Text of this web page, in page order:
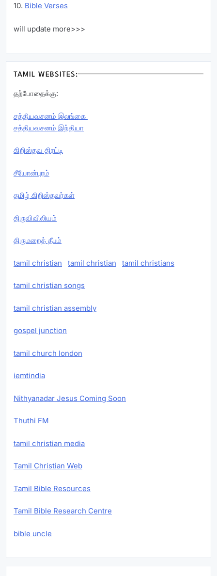
10. Bible Verses
will update more>>>
TAMIL WEBSITES:
தற்போதைக்கு:
சத்தியவசனம் இலங்கை
சத்தியவசனம் இந்தியா
கிறிஸ்தவ திரட்டி
சீயோன்புரம்
தமிழ் கிறிஸ்தவர்கள்
திருவிவிலியம்
திருமறைத் தீபம்
tamil christian tamil christian tamil christians
tamil christian songs
tamil christian assembly
gospel junction
tamil church london
iemtindia
Nithyanadar Jesus Coming Soon
Thuthi FM
tamil christian media
Tamil Christian Web
Tamil Bible Resources
Tamil Bible Research Centre
bible uncle